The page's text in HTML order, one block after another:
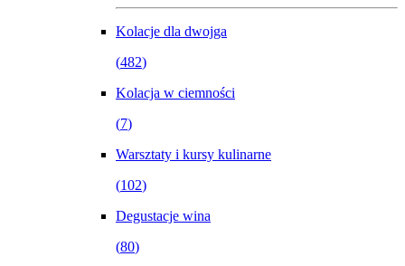
Kolacje dla dwojga
(482)
Kolacja w ciemności
(7)
Warsztaty i kursy kulinarne
(102)
Degustacje wina
(80)